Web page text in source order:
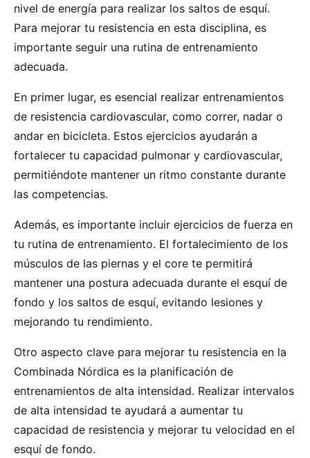
nivel de energía para realizar los saltos de esquí.
Para mejorar tu resistencia en esta disciplina, es
importante seguir una rutina de entrenamiento
adecuada.
En primer lugar, es esencial realizar entrenamientos
de resistencia cardiovascular, como correr, nadar o
andar en bicicleta. Estos ejercicios ayudarán a
fortalecer tu capacidad pulmonar y cardiovascular,
permitiéndote mantener un ritmo constante durante
las competencias.
Además, es importante incluir ejercicios de fuerza en
tu rutina de entrenamiento. El fortalecimiento de los
músculos de las piernas y el core te permitirá
mantener una postura adecuada durante el esquí de
fondo y los saltos de esquí, evitando lesiones y
mejorando tu rendimiento.
Otro aspecto clave para mejorar tu resistencia en la
Combinada Nórdica es la planificación de
entrenamientos de alta intensidad. Realizar intervalos
de alta intensidad te ayudará a aumentar tu
capacidad de resistencia y mejorar tu velocidad en el
esquí de fondo.